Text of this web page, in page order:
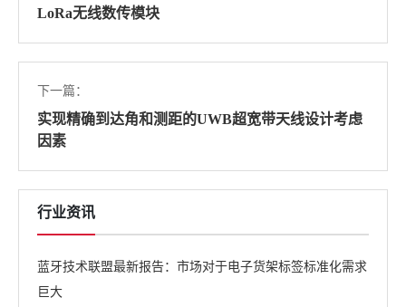
LoRa无线数传模块
下一篇：
实现精确到达角和测距的UWB超宽带天线设计考虑
因素
行业资讯
蓝牙技术联盟最新报告：市场对于电子货架标签标准化需求
巨大